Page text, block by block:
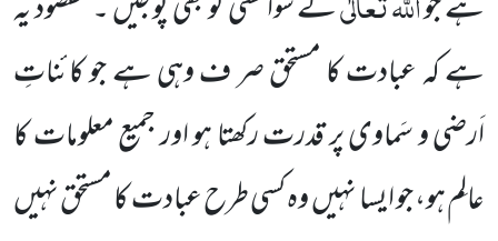
ہے کہ عبادت کا مستحق صر ف وہیہے جو کائناتِ
اَرضی و سَماوی پر قدرت رکھتا ہو اور جمیع معلومات کا
عالِم ہو، جو ایسا نہیںوہ کسی طرح عبادت کا مستحق نہیں